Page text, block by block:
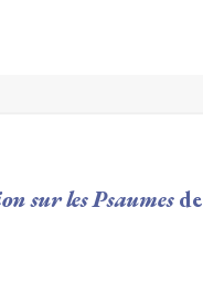
sur les Psaumesde